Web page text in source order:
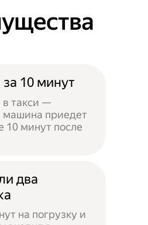
10 минут
в такси —
машина приедет
10 минут после
два
на погрузку и